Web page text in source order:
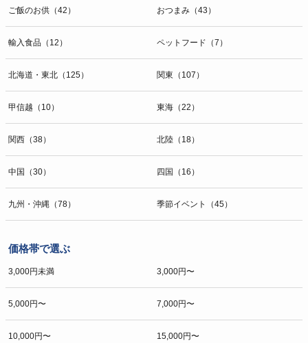
ご飯のお供（42） おつまみ（43）
輸入食品（12） ペットフード（7）
北海道・東北（125） 関東（107）
甲信越（10） 東海（22）
関西（38） 北陸（18）
中国（30） 四国（16）
九州・沖縄（78） 季節イベント（45）
価格帯で選ぶ
3,000円未満 3,000円〜
5,000円〜 7,000円〜
10,000円〜 15,000円〜